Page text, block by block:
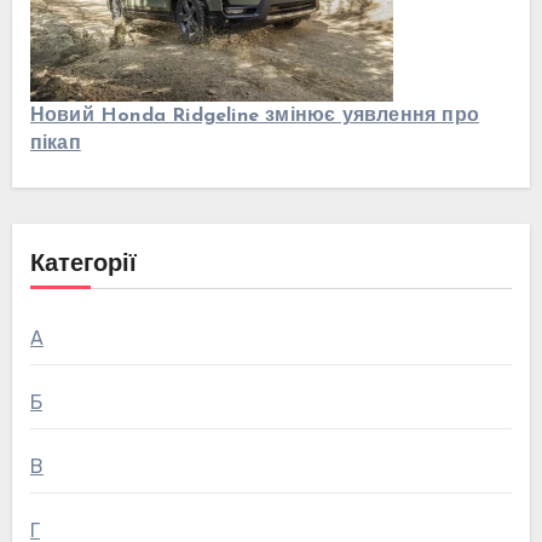
Новий Honda Ridgeline змінює уявлення про
пікап
Категорії
А
Б
В
Г